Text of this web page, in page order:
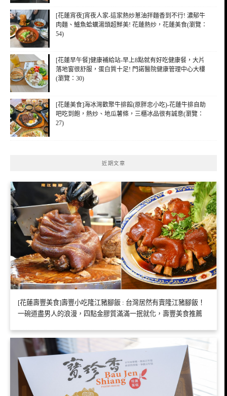
[花蓮宵夜]宵夜人家-這家熱炒蔥油拌麵香到不行! 濃郁牛
肉麵、鱸魚蛤蠣湯頭超鮮美! 花蓮熱炒，花蓮美食(瀏覽：
54)
[花蓮早午餐]健康補給站-早上8點就有好吃健康餐，大片
落地窗很舒服，蛋白質十足! 門諾醫院健康管理中心大樓
(瀏覽：30)
[花蓮美食]海冰灣歡聚牛排館(原胖忠小吃)-花蓮牛排自助
吧吃到飽，熱炒、地瓜薯條，三櫃冰品很有誠意(瀏覽：
27)
近期文章
[花蓮壽豐美食]壽豐小吃隆江豬腳飯 : 台灣居然有賣隆江豬腳飯！
一碗道盡男人的浪漫，四點金膠質滿滿一抿就化，壽豐美食推薦